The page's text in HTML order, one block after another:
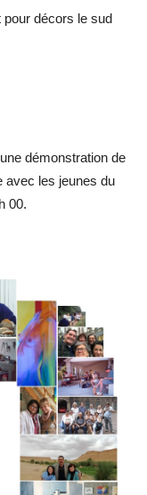
pour décors le sud
démonstration de
avec les jeunes du
00.